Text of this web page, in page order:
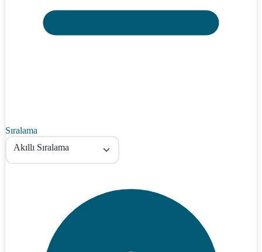
Sıralama
Akıllı Sıralama